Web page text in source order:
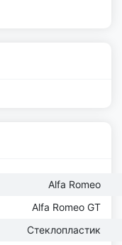
Alfa Romeo
Alfa Romeo GT
Стеклопластик